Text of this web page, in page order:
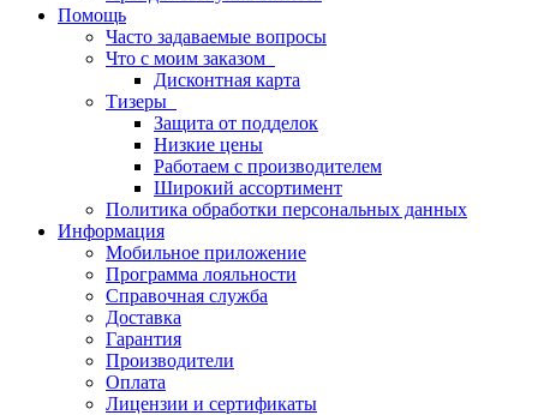
Помощь
Часто задаваемые вопросы
Что с моим заказом
Дисконтная карта
Тизеры
Защита от подделок
Низкие цены
Работаем с производителем
Широкий ассортимент
Политика обработки персональных данных
Информация
Мобильное приложение
Программа лояльности
Справочная служба
Доставка
Гарантия
Производители
Оплата
Лицензии и сертификаты